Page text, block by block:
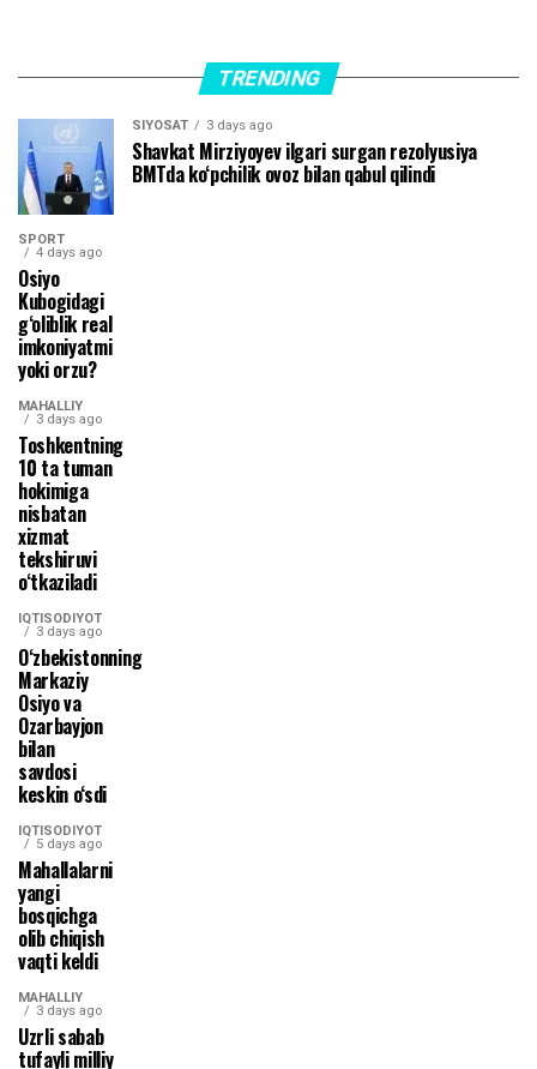
TRENDING
SIYOSAT 3 days ago
Shavkat Mirziyoyev ilgari surgan rezolyusiya
BMTda ko‘pchilik ovoz bilan qabul qilindi
SPORT
4 days ago
Osiyo
Kubogidagi
g‘oliblik real
imkoniyatmi
yoki orzu?
MAHALLIY
3 days ago
Toshkentning
10 ta tuman
hokimiga
nisbatan
xizmat
tekshiruvi
o‘tkaziladi
IQTISODIYOT
3 days ago
O‘zbekistonning
Markaziy
Osiyo va
Ozarbayjon
bilan
savdosi
keskin o‘sdi
IQTISODIYOT
5 days ago
Mahallalarni
yangi
bosqichga
olib chiqish
vaqti keldi
MAHALLIY
3 days ago
Uzrli sabab
tufayli milliy